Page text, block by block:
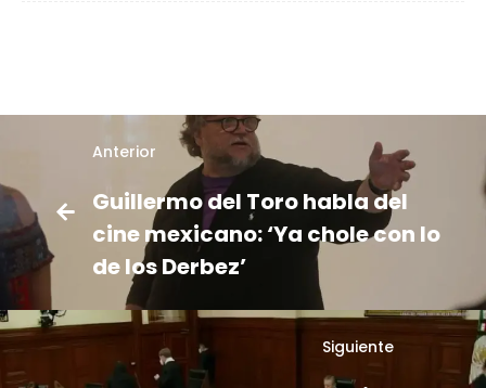
Anterior
Guillermo del Toro habla del
cine mexicano: ‘Ya chole con lo
de los Derbez’
Siguiente